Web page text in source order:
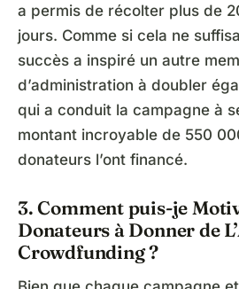
a permis de récolter plus de
jours. Comme si cela ne
succès a inspiré un autre
d’administration à doubler
qui a conduit la campagne à
montant incroyable de 550
donateurs l’ont financé.
3. Comment puis-je
Donateurs à Donner de
Crowdfunding ?